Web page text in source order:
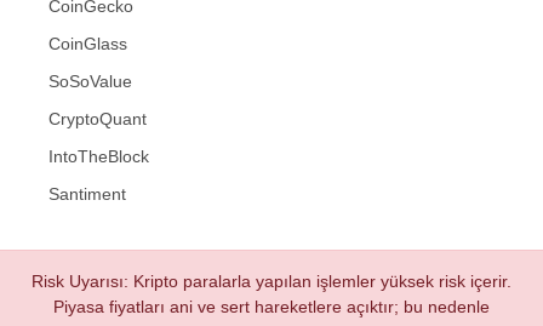
CoinGecko
CoinGlass
SoSoValue
CryptoQuant
IntoTheBlock
Santiment
Risk Uyarısı: Kripto paralarla yapılan işlemler yüksek risk içerir.
Piyasa fiyatları ani ve sert hareketlere açıktır; bu nedenle